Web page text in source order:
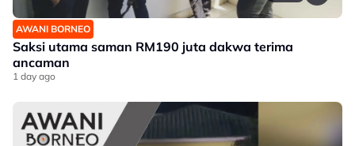
AWANI BORNEO
Saksi utama saman RM190 juta dakwa terima
ancaman
1 day ago